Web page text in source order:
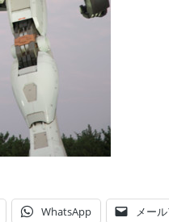
WhatsApp メー